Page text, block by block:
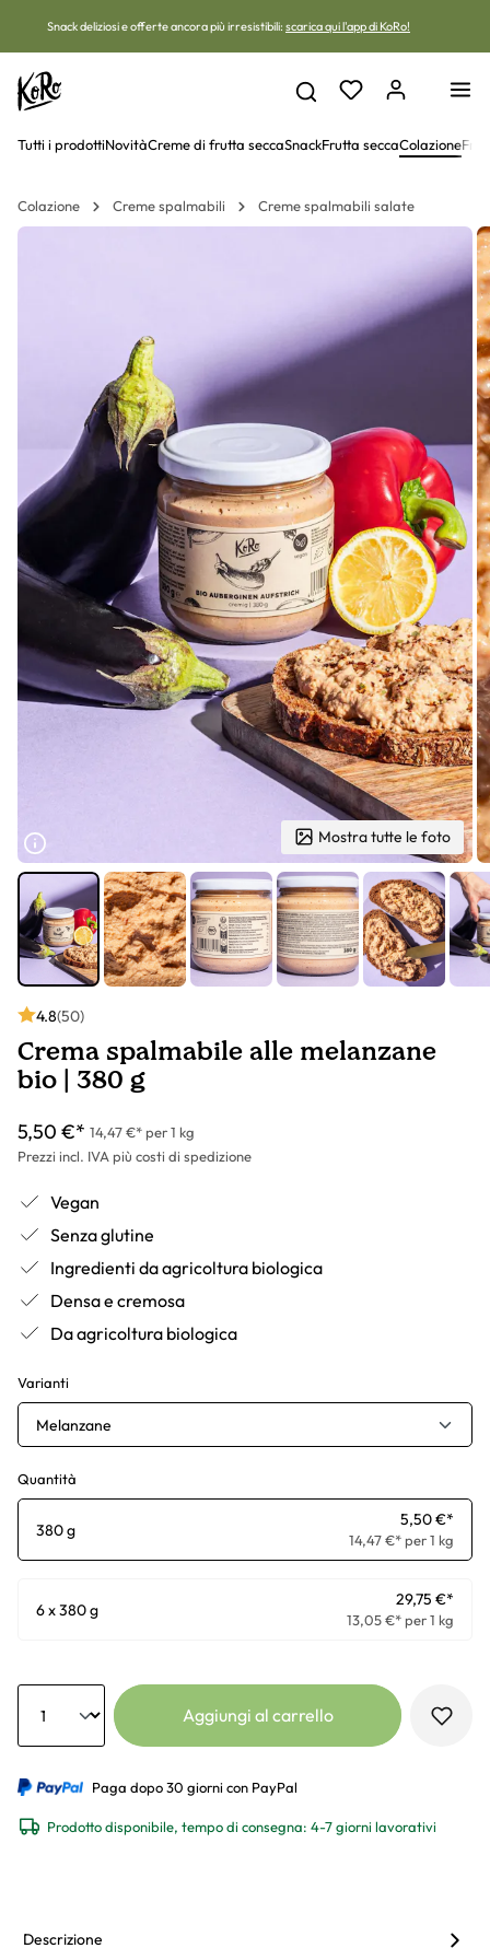
Snack deliziosi e offerte ancora più irresistibili: scarica qui l'app di KoRo!
Tutti i prodottiNovitàCreme di frutta seccaSnackFrutta seccaColazione
Colazione Creme spalmabili Creme spalmabili salate
Mostra tutte le foto
4.8(50)
Crema spalmabile alle melanzane
bio | 380 g
5,50 €* 14,47 €* per 1 kg
Prezzi incl. IVA più costi di spedizione
Vegan
Senza glutine
Ingredienti da agricoltura biologica
Densa e cremosa
Da agricoltura biologica
Varianti
Melanzane
Quantità
380 g
5,50 €*
14,47 €* per 1 kg
6 x 380 g
29,75 €*
13,05 €* per 1 kg
Anzahl
Aggiungi al carrello
Paga dopo 30 giorni con PayPal
Prodotto disponibile, tempo di consegna: 4-7 giorni lavorativi
Descrizione